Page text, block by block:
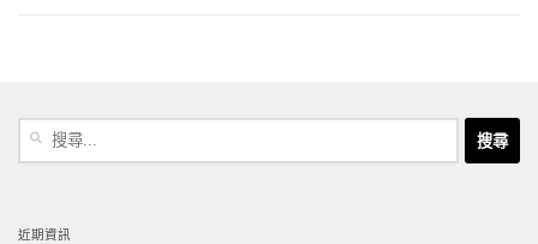
近期資訊